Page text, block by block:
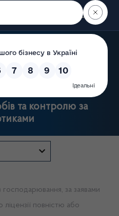
Пошук
України
та контролю за
господарювання, за заявами
повністю або